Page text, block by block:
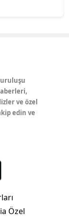
ve özel
edin ve
Özel